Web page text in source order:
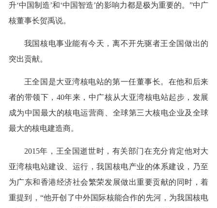
升‘中国制造’和‘中国智造’的影响力都是极为重要的。”中广
核董事长贺禹说。
我国核电事业能有今天，离不开先驱者王全国做出的
突出贡献。
王全国是大亚湾核电站的第一任董事长。在他和后来
者的带领下，40年来，中广核从大亚湾核电站起步，发展
成为中国最大的核电运营商、全球第三大核电企业及全球
最大的核电建造商。
2015年，王全国逝世时，有关部门在充分肯定他对大
亚湾核电站建设、运行，我国核电产业的体系建设，乃至
为广东和香港经济社会繁荣发展做出重要贡献的同时，着
重提到，“他开创了中外国际核能合作的先河，为我国核电